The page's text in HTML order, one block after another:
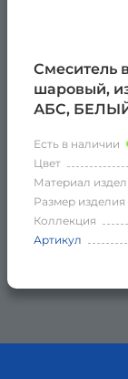
Смеситель
шаровый,
АБС,
Есть в наличии
Цвет
Материал
Размер изделия
Коллекция
Артикул